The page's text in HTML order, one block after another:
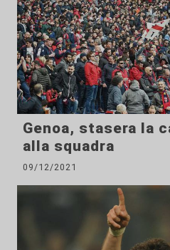
Genoa, stasera la
alla squadra
09/12/2021